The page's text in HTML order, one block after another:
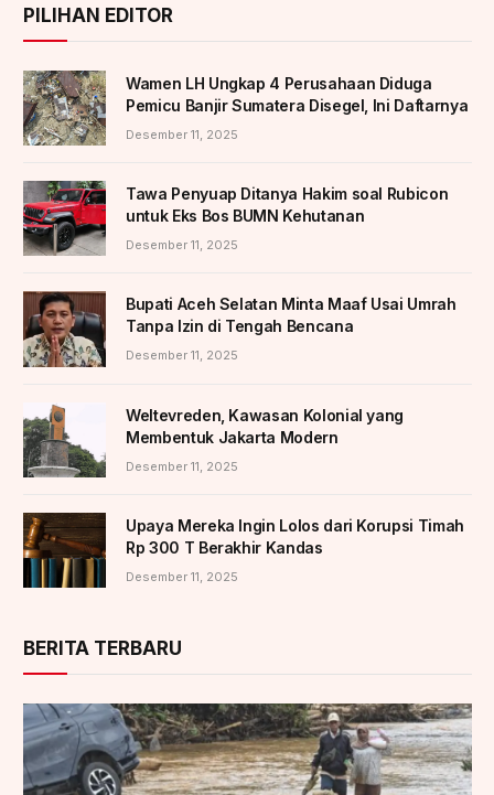
PILIHAN EDITOR
Wamen LH Ungkap 4 Perusahaan Diduga
Pemicu Banjir Sumatera Disegel, Ini Daftarnya
Desember 11, 2025
Tawa Penyuap Ditanya Hakim soal Rubicon
untuk Eks Bos BUMN Kehutanan
Desember 11, 2025
Bupati Aceh Selatan Minta Maaf Usai Umrah
Tanpa Izin di Tengah Bencana
Desember 11, 2025
Weltevreden, Kawasan Kolonial yang
Membentuk Jakarta Modern
Desember 11, 2025
Upaya Mereka Ingin Lolos dari Korupsi Timah
Rp 300 T Berakhir Kandas
Desember 11, 2025
BERITA TERBARU